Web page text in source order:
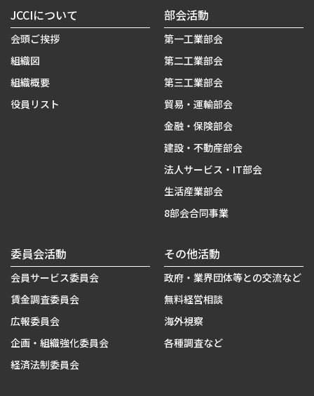
JCCIについて
会頭ご挨拶
組織図
組織概要
役員リスト
部会活動
第一工業部会
第二工業部会
第三工業部会
貿易・運輸部会
金融・保険部会
建設・不動産部会
法人サービス・IT部会
生活産業部会
8部会合同事業
委員会活動
会員サービス委員会
賃金調査委員会
広報委員会
企画・組織強化委員会
経済法制委員会
その他活動
政府・業界団体等との交流など
無料経営相談
海外視察
各種調査など